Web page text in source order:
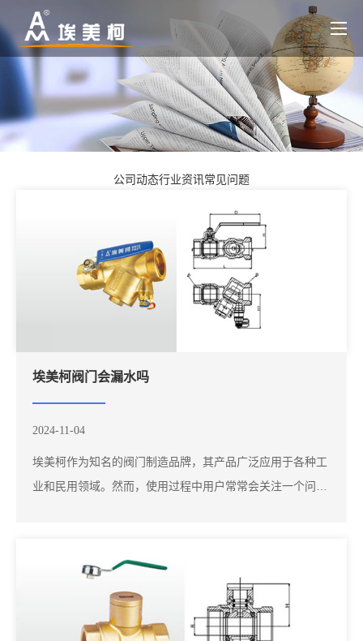
公司动态行业资讯常见问题
埃美柯阀门会漏水吗
2024-11-04
埃美柯作为知名的阀门制造品牌，其产品广泛应用于各种工
业和民用领域。然而，使用过程中用户常常会关注一个问
果未能按照规范进行，可能会导致密封不良，进而引起漏
水。例如，管道的对接不平整、阀门位置不正等都...